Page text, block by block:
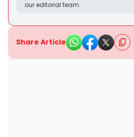
our editorial team.
Share Article